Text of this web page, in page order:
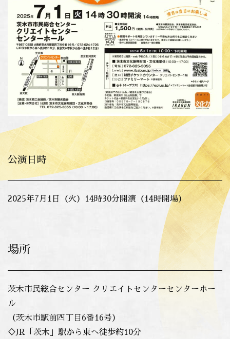
公演日時
2025年7月1日（火）14時30分開演（14時開場）
場所
茨木市民総合センター クリエイトセンターセンターホー
ル
（茨木市駅前四丁目6番16号）
♢JR「茨木」駅から東へ徒歩約10分